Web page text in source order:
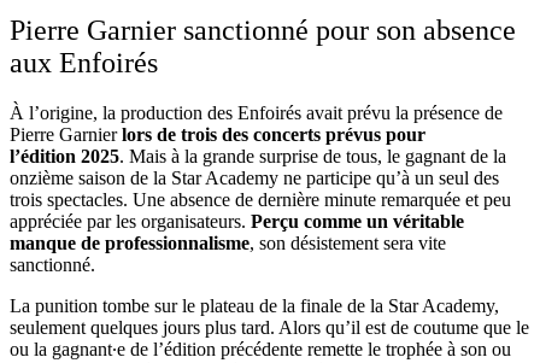
Pierre Garnier sanctionné pour son absence
aux Enfoirés
À l’origine, la production des Enfoirés avait prévu la présence de
Pierre Garnierlors de trois des concerts prévus pour
l’édition 2025. Mais à la grande surprise de tous, le gagnant de la
onzième saison de la Star Academy ne participe qu’à un seul des
trois spectacles. Une absence de dernière minute remarquée et peu
appréciée par les organisateurs. Perçu comme un véritable
manque de professionnalisme, son désistement sera vite
sanctionné.
La punition tombe sur le plateau de la finale de la Star Academy,
seulement quelques jours plus tard. Alors qu’il est de coutume que le
ou la gagnant∙e de l’édition précédente remette le trophée à son ou